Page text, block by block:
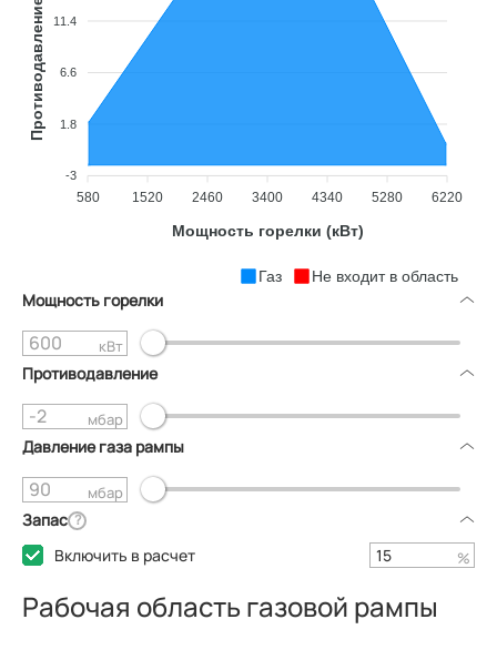
11.4
6.6
1.8
-3
Противодавление (мбар)
580 1520 2460 3400 4340 5280 6220
Мощность горелки (кВт)
Газ Не входит в область
Рабочая область газовой рампы
Мощность горелки
кВт
Противодавление
мбар
Давление газа рампы
мбар
Запас ?
Включить в расчет %